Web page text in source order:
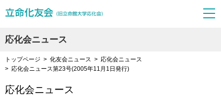
応化会ニュース
トップページ 化友会ニュース
応化会ニュース
応化会ニュース第23号(2005年11月1日発行)
応化会ニュース